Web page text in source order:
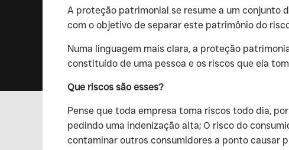
‍A proteção patrimonial se resume a um conjunto
com o objetivo de separar este patrimônio do
‍Numa linguagem mais clara, a proteção
constituído de uma pessoa e os riscos que ela
Que riscos são esses?
‍Pense que toda empresa toma riscos todo dia,
pedindo uma indenização alta; O risco do
contaminar outros consumidores a ponto causar